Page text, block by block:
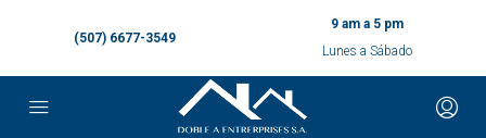
(507) 6677-3549
9 am a 5 pm
Lunes a Sábado